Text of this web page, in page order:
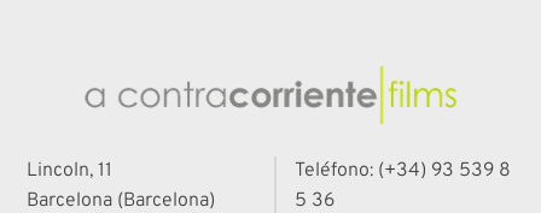
Lincoln, 11
Barcelona (Barcelona)
Teléfono: (+34) 93 539 8
5 36